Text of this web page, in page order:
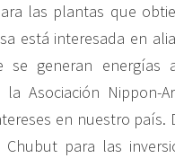
las plantas que
está interesada en
generan energías
Asociación Nippon-
en nuestro
para las